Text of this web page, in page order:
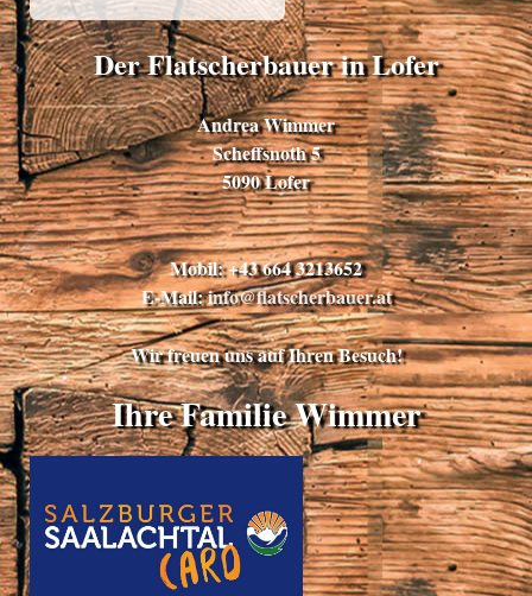
Der Flatscherbauer in Lofer
Andrea Wimmer
Scheffsnoth 5
5090 Lofer
Mobil: +43 664 3213652
E-Mail:info@flatscherbauer.at
Wir freuen uns auf Ihren Besuch!
Ihre Familie Wimmer